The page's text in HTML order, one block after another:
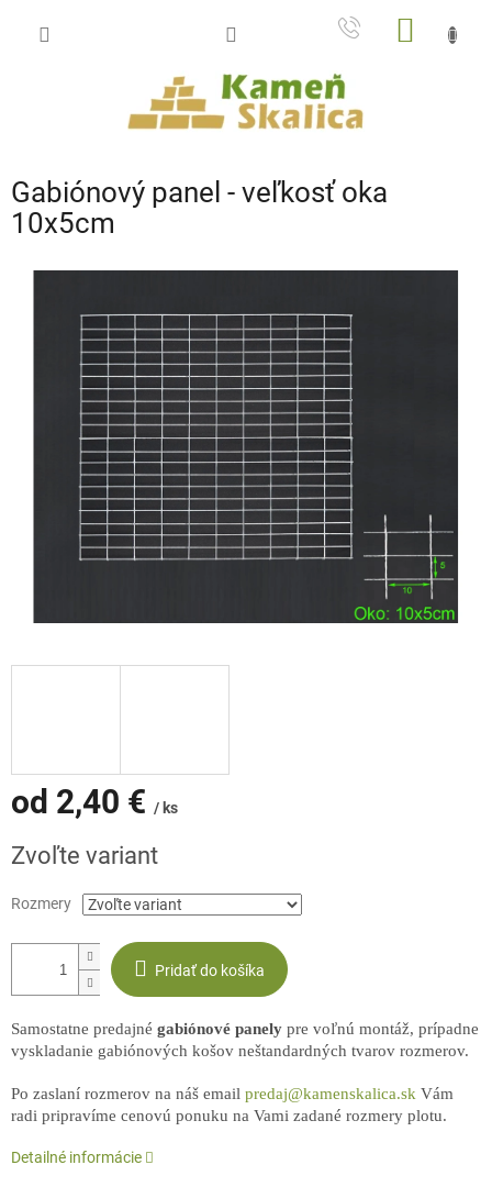
Gabiónový panel - veľkosť oka
10x5cm
od 2,40 € / ks
cena:
Zvoľte variant
Rozmery
Pridať do košíka
Samostatne predajné gabiónové panely pre voľnú montáž, prípadne
vyskladanie gabiónových košov neštandardných tvarov rozmerov.
Po zaslaní rozmerov na náš email predaj@kamenskalica.sk Vám
radi pripravíme cenovú ponuku na Vami zadané rozmery plotu.
Detailné informácie